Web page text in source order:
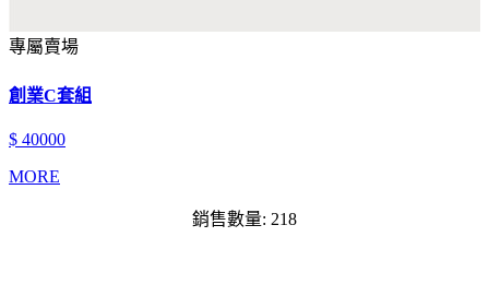
專屬賣場
創業C套組
$ 40000
MORE
銷售數量: 218